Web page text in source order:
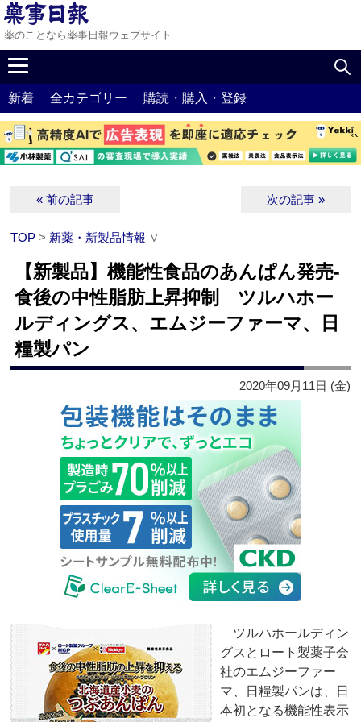
薬のことなら薬事日報ウェブサイト
新着 全カテゴリー 購読・購入・登録
« 前の記事 次の記事 »
TOP > 新薬・新製品情報 ∨
【新製品】機能性食品のあんぱん発売‐
食後の中性脂肪上昇抑制 ツルハホー
ルディングス、エムジーファーマ、日
糧製パン
2020年09月11日 (金)
ツルハホールディン
グスとロート製薬子会
社のエムジーファー
マ、日糧製パンは、日
本初となる機能性表示